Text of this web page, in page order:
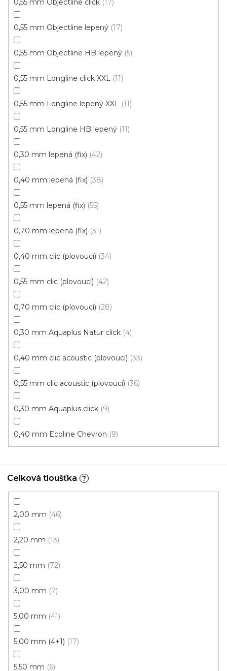
0,55 mm Objectline click 17
0,55 mm Objectline lepený 17
0,55 mm Objectline HB lepený 5
0,55 mm Longline click XXL 11
0,55 mm Longline lepený XXL 11
0,55 mm Longline HB lepený 11
0,30 mm lepená (fix) 42
0,40 mm lepená (fix) 38
0,55 mm lepená (fix) 55
0,70 mm lepená (fix) 31
0,40 mm clic (plovoucí) 34
0,55 mm clic (plovoucí) 42
0,70 mm clic (plovoucí) 28
0,30 mm Aquaplus Natur click 4
0,40 mm clic acoustic (plovoucí) 33
0,55 mm clic acoustic (plovoucí) 36
0,30 mm Aquaplus click 9
0,40 mm Ecoline Chevron 9
Celková tloušťka ?
2,00 mm 46
2,20 mm 13
2,50 mm 72
3,00 mm 7
5,00 mm 41
5,00 mm (4+1) 17
5,50 mm 6
Vinylová podlaha DP 9590 Dub královský hnědý
EIR
U vás za 3-7 dní
od 699 Kč / m2
cena:
Aquafix Natur Click (plovoucí)
Vinylová podlaha PALLADIUM 40 French Oak
BlackDoprodej
od 398 Kč / m2
599 Kč